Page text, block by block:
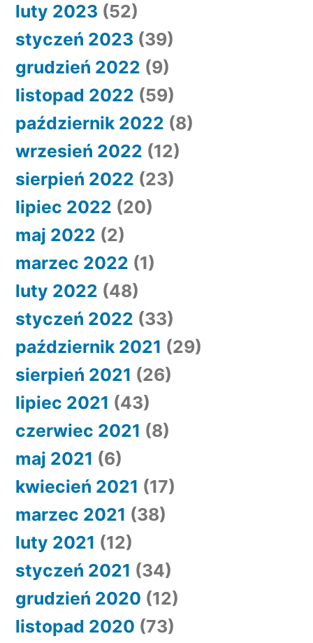
luty 2023 (52)
styczeń 2023 (39)
grudzień 2022 (9)
listopad 2022 (59)
październik 2022 (8)
wrzesień 2022 (12)
sierpień 2022 (23)
lipiec 2022 (20)
maj 2022 (2)
marzec 2022 (1)
luty 2022 (48)
styczeń 2022 (33)
październik 2021 (29)
sierpień 2021 (26)
lipiec 2021 (43)
czerwiec 2021 (8)
maj 2021 (6)
kwiecień 2021 (17)
marzec 2021 (38)
luty 2021 (12)
styczeń 2021 (34)
grudzień 2020 (12)
listopad 2020 (73)